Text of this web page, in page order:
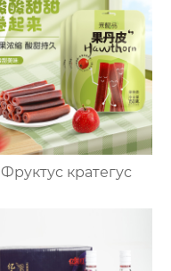
Фруктус кратегус